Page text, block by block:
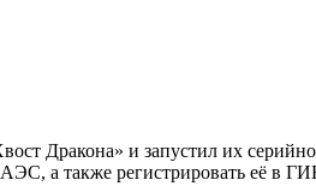
Дракона» и запустил их
а также регистрировать её в